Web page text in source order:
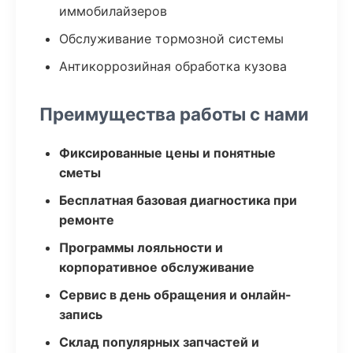
иммобилайзеров
Обслуживание тормозной системы
Антикоррозийная обработка кузова
Преимущества работы с нами
Фиксированные цены и понятные
сметы
Бесплатная базовая диагностика при
ремонте
Программы лояльности и
корпоративное обслуживание
Сервис в день обращения и онлайн-
запись
Склад популярных запчастей и